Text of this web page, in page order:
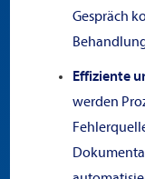
Gespräch
Effiziente
werden